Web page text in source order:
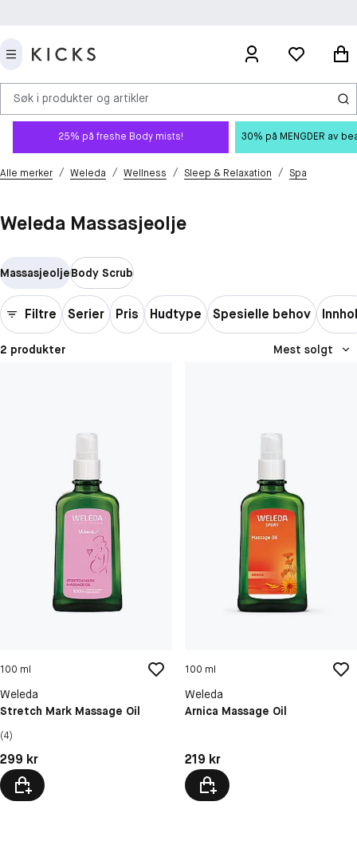
Søk i produkter og artikler
25% på freshe Body mists! 30% på MENGDER av
Alle merker / Weleda / Wellness / Sleep & Relaxation / Spa
Weleda Massasjeolje
MassasjeoljeBody Scrub
Filtre Serier Pris Hudtype Spesielle behov
2 produkter Mest solgt
100 ml
Weleda
Stretch Mark Massage Oil
(4)
Pris: 299 kr
299 kr
100 ml
Weleda
Arnica Massage Oil
Pris: 219 kr
219 kr